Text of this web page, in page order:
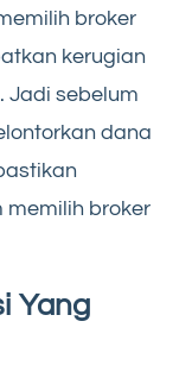
broker
kerugian
Jadi sebelum
dana
broker
Yang